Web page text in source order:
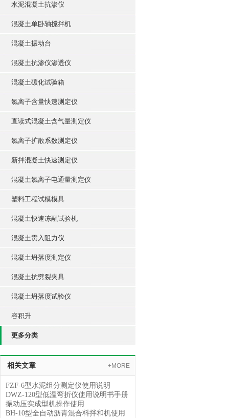
水泥混凝土抗渗仪
混凝土单卧轴搅拌机
混凝土振动台
混凝土抗渗仪渗透仪
混凝土碳化试验箱
氯离子含量快速测定仪
直读式混凝土含气量测定仪
氯离子扩散系数测定仪
新拌混凝土快速测定仪
混凝土氯离子电通量测定仪
塑料工程试模模具
混凝土快速冻融试验机
混凝土贯入阻力仪
混凝土坍落度测定仪
混凝土抗劈裂夹具
混凝土坍落度试验仪
容积升
更多分类
相关文章 +MORE
FZF-6型水泥组分测定仪使用说明
DWZ-120型低温弯折仪使用说明书手册
振动压实成型机操作使用
BH-10型全自动沥青混合料拌和机使用